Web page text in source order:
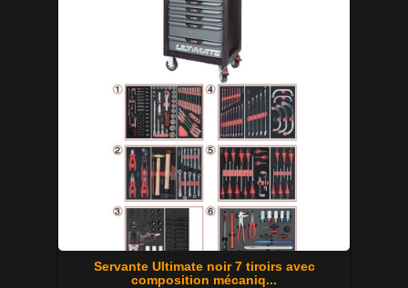
Servante Ultimate noir 7 tiroirs avec
composition mécaniq...